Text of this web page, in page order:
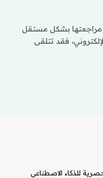
مراجعتها بشكل مستقل
فقد تتلقى